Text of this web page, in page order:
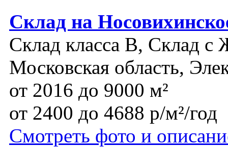
Склад на
Склад класса B, Склад с
Московская область,
от 2016 до 9000 м²
от 2400 до 4688 р/м²/год
Смотреть фото и